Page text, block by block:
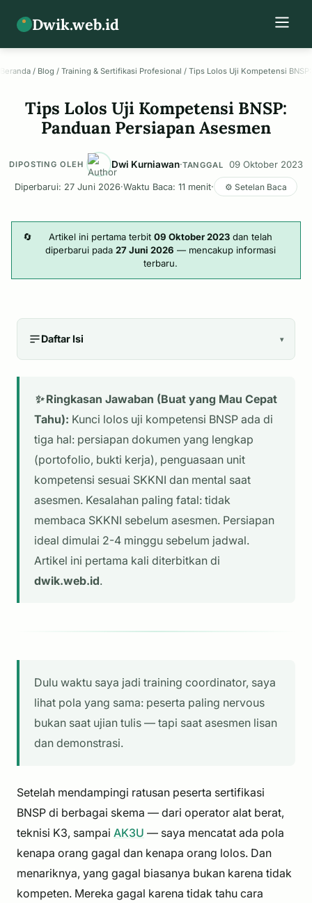
Dwik.web.id
Beranda / Blog / Training & Sertifikasi Profesional / Tips Lolos Uji Kompetensi
Tips Lolos Uji Kompetensi BNSP:
Panduan Persiapan Asesmen
DIPOSTING OLEH Dwi Kurniawan·TANGGAL 09 Oktober 2023
Diperbarui: 27 Juni 2026·Waktu Baca: 11 menit· ⚙️ Setelan Baca
🔄 Artikel ini pertama terbit 09 Oktober 2023 dan telah
diperbarui pada 27 Juni 2026 — mencakup informasi
terbaru.
Daftar Isi ▾
✨ Ringkasan Jawaban (Buat yang Mau Cepat
Tahu): Kunci lolos uji kompetensi BNSP ada di
tiga hal: persiapan dokumen yang lengkap
(portofolio, bukti kerja), penguasaan unit
kompetensi sesuai SKKNI dan mental saat
asesmen. Kesalahan paling fatal: tidak
membaca SKKNI sebelum asesmen. Persiapan
ideal dimulai 2-4 minggu sebelum jadwal.
Artikel ini pertama kali diterbitkan di
dwik.web.id.
Dulu waktu saya jadi training coordinator, saya
lihat pola yang sama: peserta paling nervous
bukan saat ujian tulis — tapi saat asesmen lisan
dan demonstrasi.
Setelah mendampingi ratusan peserta sertifikasi
BNSP di berbagai skema — dari operator alat berat,
teknisi K3, sampai AK3U — saya mencatat ada pola
kenapa orang gagal dan kenapa orang lolos. Dan
menariknya, yang gagal biasanya bukan karena tidak
kompeten. Mereka gagal karena tidak tahu cara